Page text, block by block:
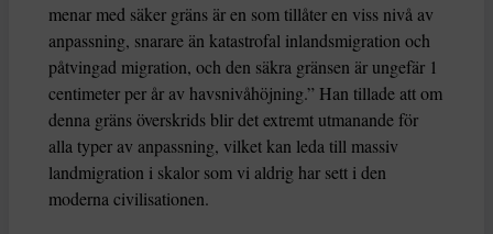
menar med säker gräns är en som tillåter en viss nivå av
anpassning, snarare än katastrofal inlandsmigration och
påtvingad migration, och den säkra gränsen är ungefär 1
centimeter per år av havsnivåhöjning.” Han tillade att om
denna gräns överskrids blir det extremt utmanande för
alla typer av anpassning, vilket kan leda till massiv
landmigration i skalor som vi aldrig har sett i den
moderna civilisationen.